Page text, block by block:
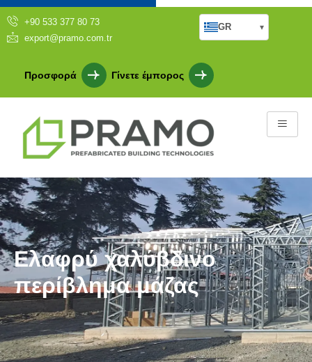
+90 533 377 80 73
export@pramo.com.tr
Προσφορά Γίνετε έμπορος
GR ▾
Ελαφρύ χαλύβδινο
περίβλημα μάζας